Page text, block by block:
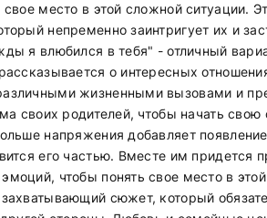
место в этой сложной ситуации.
непременно заинтригует их и
я влюбился в тебя" - отличный
о интересных
жизненными вызовами и
своих родителей, чтобы начать
напряжения добавляет
его частью. Вместе им придется
чтобы понять свое место в
сюжет, который